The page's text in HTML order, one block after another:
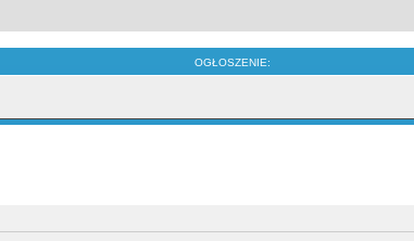
OGŁOSZENIE: